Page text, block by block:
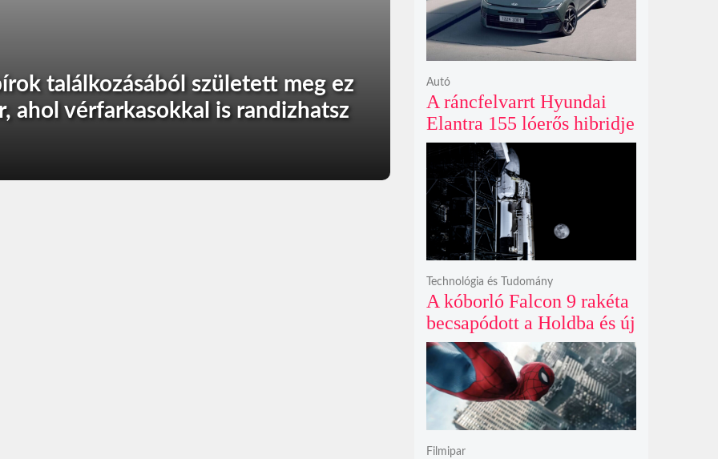
találkozásából született meg ez
ahol vérfarkasokkal is randizhatsz
A ráncfelvarrt Hyundai
Elantra 155 lóerős hibridje
és prémium utastere
komoly belsőtéri ugrást
hoz
Autó
A kóborló Falcon 9 rakéta
becsapódott a Holdba és új
krátert hagyott maga után
Technológia és Tudomány
Filmipar